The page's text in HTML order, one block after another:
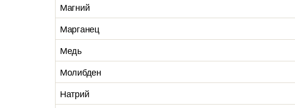
Магний
Марганец
Медь
Молибден
Натрий